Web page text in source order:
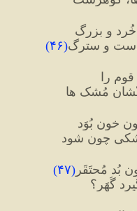
و بزرگ
و سترگ(۴۶)
را
مُشک ها
خون بُوَد
چون شود
بُد مُحتَقَر (۴۷)
گُهَر؟